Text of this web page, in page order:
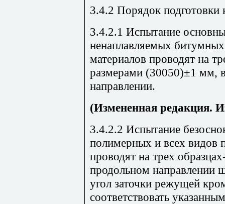
3.4.2 Порядок
3.4.2.1 Испытание
ненаплавляемых
материалов проводят на
размерами (30050)±1 мм,
направлении.
(Измененная редакция.
3.4.2.2 Испытание
полимерных и всех видов
проводят на трех
продольном
угол заточки режущей
соответствовать